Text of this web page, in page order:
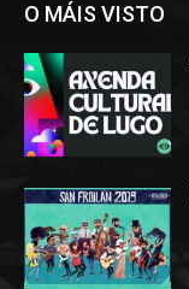
O MÁIS VISTO